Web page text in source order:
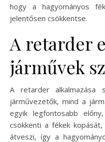
hogy a hagyományos
jelentősen csökkentse.
A retarder
járművek
A retarder alkalmazása
járművezetők, mind a
egyik legfontosabb
csökkenti a fékek
átveszi, így a